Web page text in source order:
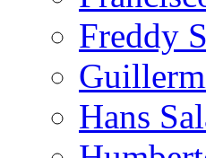
Freddy
Hans